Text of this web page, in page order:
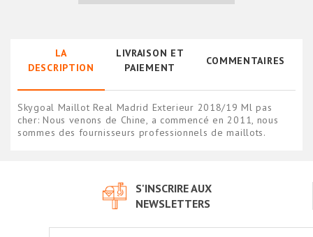
LA
DESCRIPTION
LIVRAISON ET
PAIEMENT
COMMENTAIRES
Skygoal Maillot Real Madrid Exterieur 2018/19 Ml pas
cher: Nous venons de Chine, a commencé en 2011, nous
sommes des fournisseurs professionnels de maillots.
S'INSCRIRE AUX
NEWSLETTERS